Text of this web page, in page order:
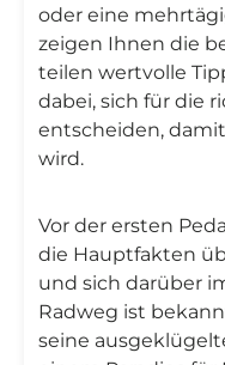
oder eine
zeigen Ihnen die
teilen wertvolle
dabei, sich für die
entscheiden,
wird.
Vor der ersten
die Hauptfakten
und sich darüber
Radweg ist
seine